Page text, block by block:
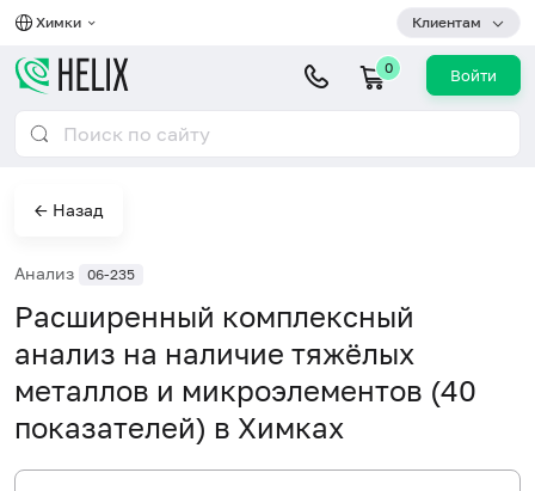
Химки Клиентам
0 Войти
← Назад
Анализ 06-235
Расширенный комплексный
анализ на наличие тяжёлых
металлов и микроэлементов (40
показателей) в Химках